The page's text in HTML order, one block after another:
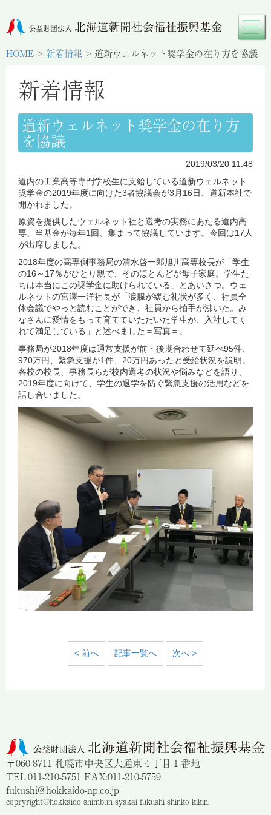
HOME > 新着情報 > 道新ウェルネット奨学金の在り方を協議
新着情報
道新ウェルネット奨学金の在り方
を協議
2019/03/20 11:48
道内の工業高等専門学校生に支給している道新ウェルネット
奨学金の2019年度に向けた3者協議会が3月16日、道新本社で
開かれました。
原資を提供したウェルネット社と選考の実務にあたる道内高
専、当基金が毎年1回、集まって協議しています。今回は17人
が出席しました。
2018年度の高専側事務局の清水啓一郎旭川高専校長が「学生
の16～17％がひとり親で、そのほとんどが母子家庭。学生た
ちは本当にこの奨学金に助けられている」とあいさつ。ウェ
ルネットの宮澤一洋社長が「涙腺が緩む礼状が多く、社員全
体会議でやっと読むことができ、社員から拍手が沸いた。み
なさんに愛情をもって育てていただいた学生が、入社してく
れて満足している」と述べました＝写真＝。
事務局が2018年度は通常支援が前・後期合わせて延べ95件、
970万円、緊急支援が1件、20万円あったと受給状況を説明。
各校の校長、事務長らが校内選考の状況や悩みなどを語り、
2019年度に向けて、学生の退学を防ぐ緊急支援の活用などを
話し合いました。
< 前へ 記事一覧へ 次へ >
〒060-8711 札幌市中央区大通東４丁目１番地
TEL:011-210-5751 FAX:011-210-5759
fukushi@hokkaido-np.co.jp
copryright©hokkaido shimbun syakai fukushi shinko kikin.